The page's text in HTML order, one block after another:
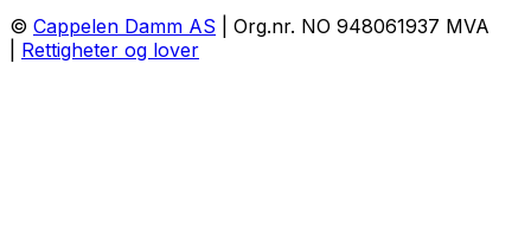
© Cappelen Damm AS | Org.nr. NO 948061937 MVA
Rettigheter og lover